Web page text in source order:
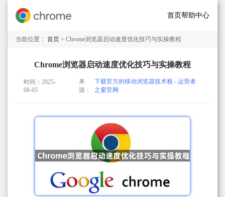
首页帮助中心
当前位置： 首页 > Chrome浏览器启动速度优化技巧与实操教程
Chrome浏览器启动速度优化技巧与实操教程
时间：2025-
08-05
来
源：
下载官方的移动浏览器技术栈 - 运营者
之窗官网